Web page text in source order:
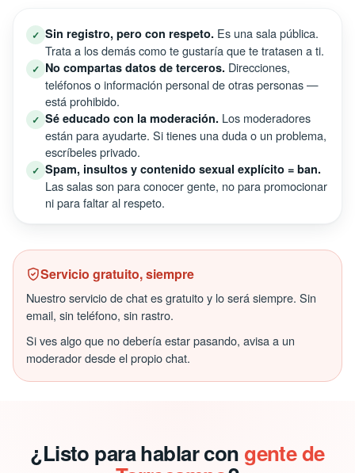
✓ Sin registro, pero con respeto. Es una sala pública.
Trata a los demás como te gustaría que te tratasen a ti.
✓ No compartas datos de terceros. Direcciones,
teléfonos o información personal de otras personas —
está prohibido.
✓ Sé educado con la moderación. Los moderadores
están para ayudarte. Si tienes una duda o un problema,
escríbeles privado.
✓ Spam, insultos y contenido sexual explícito = ban.
Las salas son para conocer gente, no para promocionar
ni para faltar al respeto.
Servicio gratuito, siempre
Nuestro servicio de chat es gratuito y lo será siempre. Sin
email, sin teléfono, sin rastro.
Si ves algo que no debería estar pasando, avisa a un
moderador desde el propio chat.
¿Listo para hablar con gente de